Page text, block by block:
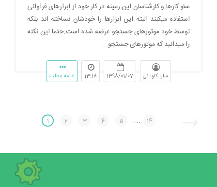
سئو کارها و کارشناسان این زمینه در کار خود از ابزارهای فراوانی
استفاده میکنند البته این ابزارها را خودشان نساخته اند بلکه
توسط خود موتورهای جستجو عرضه شده است.حتما این نکته
را میدانید که موتورهای جستجو...
سارا کاویانی 1398/01/07
13:18 ادامه مطلب
1 2 3 4 5 ... 14